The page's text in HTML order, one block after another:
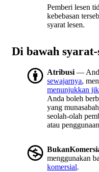
Pemberi lesen
kebebasan
syarat lesen.
Di bawah
Atribusi —
sewajarnya,
menunjukkan
Anda boleh
yang
seolah-olah
atau
menggunakan
komersial.